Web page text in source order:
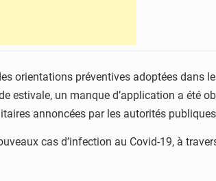
préventives adoptées dans le
un manque d’application a été
annoncées par les autorités
cas d’infection au Covid-19, à